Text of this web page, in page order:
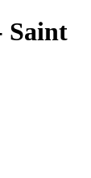
Saint